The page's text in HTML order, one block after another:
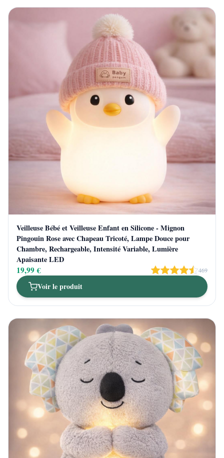
Veilleuse Bébé et Veilleuse Enfant en Silicone - Mignon
Pingouin Rose avec Chapeau Tricoté, Lampe Douce pour
Chambre, Rechargeable, Intensité Variable, Lumière
Apaisante LED
19,99 € 469
Voir le produit